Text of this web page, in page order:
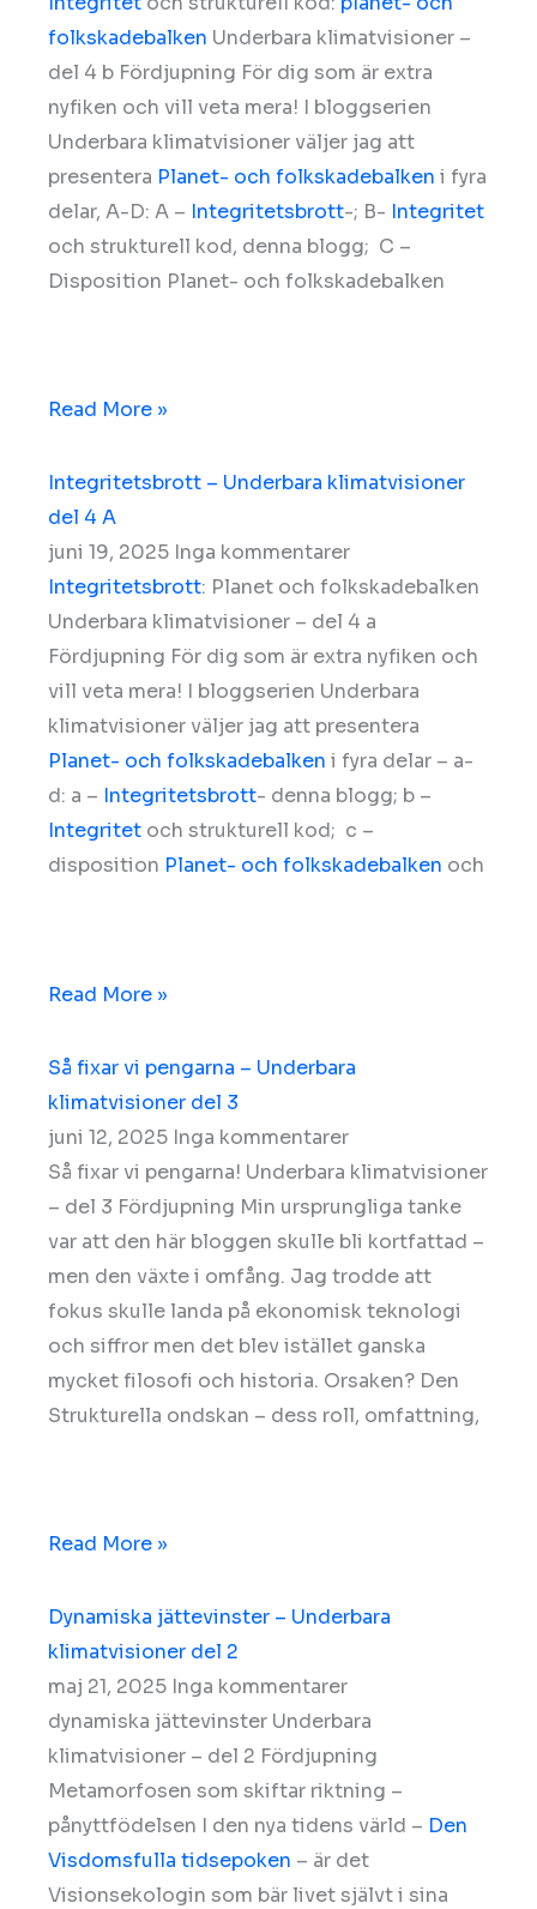
folkskadebalken Underbara klimatvisioner –
del 4 b Fördjupning För dig som är extra
nyfiken och vill veta mera! I bloggserien
Underbara klimatvisioner väljer jag att
presentera Planet- och folkskadebalken i fyra
delar, A-D: A – Integritetsbrott-; B- Integritet
och strukturell kod, denna blogg; C –
Disposition Planet- och folkskadebalken
Read More »
Integritetsbrott – Underbara klimatvisioner
del 4 A
juni 19, 2025 Inga kommentarer
Integritetsbrott: Planet och folkskadebalken
Underbara klimatvisioner – del 4 a
Fördjupning För dig som är extra nyfiken och
vill veta mera! I bloggserien Underbara
klimatvisioner väljer jag att presentera
Planet- och folkskadebalken i fyra delar – a-
d: a – Integritetsbrott- denna blogg; b –
Integritet och strukturell kod; c –
disposition Planet- och folkskadebalken och
Read More »
Så fixar vi pengarna – Underbara
klimatvisioner del 3
juni 12, 2025 Inga kommentarer
Så fixar vi pengarna! Underbara klimatvisioner
– del 3 Fördjupning Min ursprungliga tanke
var att den här bloggen skulle bli kortfattad –
men den växte i omfång. Jag trodde att
fokus skulle landa på ekonomisk teknologi
och siffror men det blev istället ganska
mycket filosofi och historia. Orsaken? Den
Strukturella ondskan – dess roll, omfattning,
Read More »
Dynamiska jättevinster – Underbara
klimatvisioner del 2
maj 21, 2025 Inga kommentarer
dynamiska jättevinster Underbara
klimatvisioner – del 2 Fördjupning
Metamorfosen som skiftar riktning –
pånyttfödelsen I den nya tidens värld – Den
Visdomsfulla tidsepoken – är det
Visionsekologin som bär livet självt i sina